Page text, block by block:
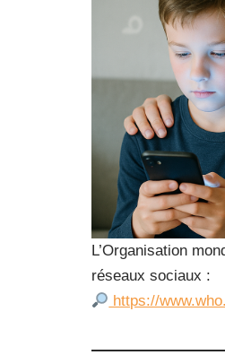
L’Organisation
réseaux sociaux :
https://